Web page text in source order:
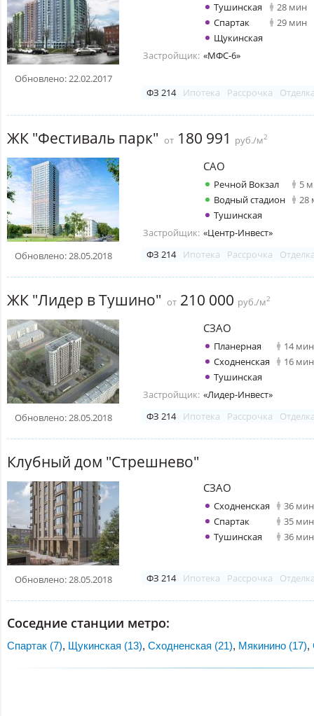
Обновлено: 22.02.2017
Тушинская
28 мин
Спартак
29 мин
Щукинская
Застройщик: «МФС-6»
ФЗ 214 Ипотека Рассрочка
ЖК "Фестиваль парк" от 180 991 руб./м2
Обновлено: 28.05.2018
САО
Речной Вокзал
5
Водный стадион
28
Тушинская
Застройщик: «Центр-Инвест»
ФЗ 214
Ипотека Рассрочка
ЖК "Лидер в Тушино" от 210 000 руб./м2
Обновлено: 28.05.2018
СЗАО
Планерная
14 мин
Сходненская
16 мин
Тушинская
Застройщик: «Лидер-Инвест»
ФЗ 214
Ипотека Рассрочка
Клубный дом "Стрешнево"
Обновлено: 28.05.2018
СЗАО
Сходненская
36 мин
Спартак
35 мин
Тушинская
36 мин
ФЗ 214 Ипотека Рассрочка
Соседние станции метро:
Спартак (7), Щукинская (13), Сходненская (21), Мякинино (17),